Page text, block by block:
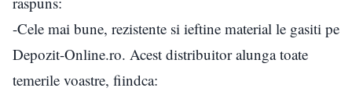
-Cele mai bune, rezistente si ieftine material le gasiti pe
Depozit-Online.ro. Acest distribuitor alunga toate
temerile voastre, fiindca: